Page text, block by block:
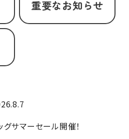
重要なお知らせ
サマーセール開催！